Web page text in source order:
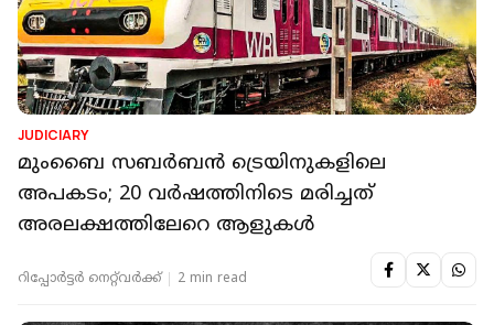
JUDICIARY
മുംബൈ സബർബൻ ട്രെയിനുകളിലെ
അപകടം; 20 വർഷത്തിനിടെ മരിച്ചത്
അരലക്ഷത്തിലേറെ ആളുകൾ
റിപ്പോർട്ടർ നെറ്റ്‌വര്‍ക്ക്‌ 2 min read